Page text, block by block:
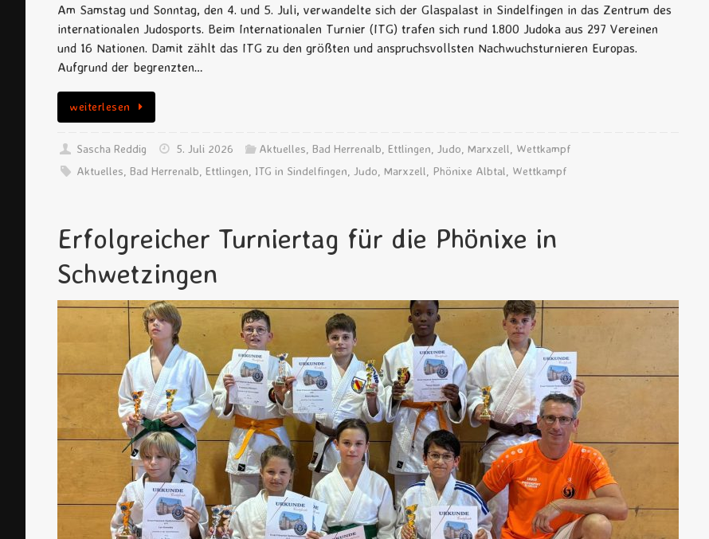
Am Samstag und Sonntag, den 4. und 5. Juli, verwandelte sich der Glaspalast in Sindelfingen in das Zentrum des
internationalen Judosports. Beim Internationalen Turnier (ITG) trafen sich rund 1.800 Judoka aus 297 Vereinen
und 16 Nationen. Damit zählt das ITG zu den größten und anspruchsvollsten Nachwuchsturnieren Europas.
Aufgrund der begrenzten…
weiterlesen
Sascha Reddig 5. Juli 2026 Aktuelles, Bad Herrenalb, Ettlingen, Judo, Marxzell, Wettkampf
Aktuelles,Bad Herrenalb,Ettlingen, ITG in Sindelfingen,Judo,Marxzell, Phönixe Albtal, Wettkampf
Erfolgreicher Turniertag für die Phönixe in
Schwetzingen